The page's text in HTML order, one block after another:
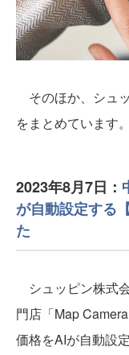
そのほか、シュ
をまとめています。
2023年8月7日：
が自動設定する
た
シュッピン株式
門店「Map
価格をAIが自動設